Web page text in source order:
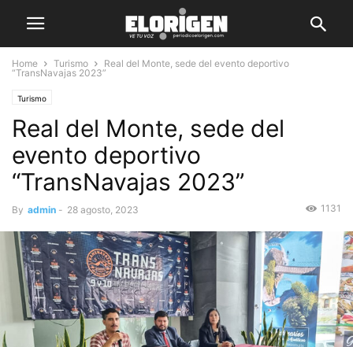
Home Turismo
Real del Monte, sede del evento deportivo
“TransNavajas 2023”
Turismo
Real del Monte, sede del
evento deportivo
“TransNavajas 2023”
By admin - 28 agosto, 2023 1131